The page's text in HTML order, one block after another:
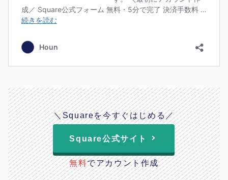
＼Squareを今すぐはじめる／
Square公式サイト
無料でアカウント作成